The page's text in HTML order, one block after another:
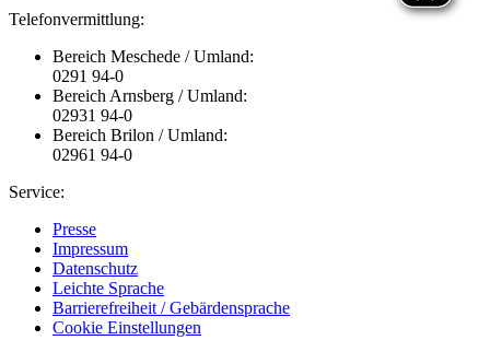
Telefonvermittlung:
Bereich Meschede / Umland:
0291 94-0
Bereich Arnsberg / Umland:
02931 94-0
Bereich Brilon / Umland:
02961 94-0
Service:
Presse
Impressum
Datenschutz
Leichte Sprache
Barrierefreiheit / Gebärdensprache
Cookie Einstellungen